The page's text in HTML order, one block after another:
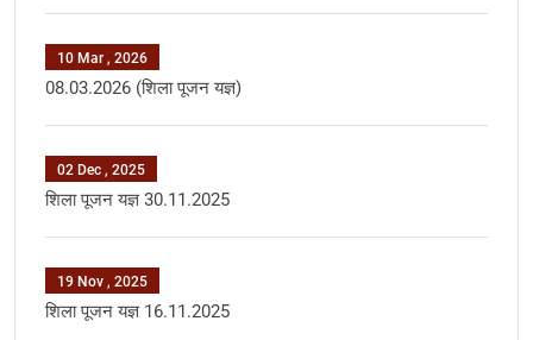
10 Mar , 2026
08.03.2026 (शिला पूजन यज्ञ)
02 Dec , 2025
शिला पूजन यज्ञ 30.11.2025
19 Nov , 2025
शिला पूजन यज्ञ 16.11.2025